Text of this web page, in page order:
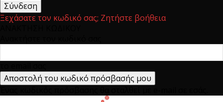
Ξεχάσατε τον κωδικό σας; Ζητήστε βοήθεια